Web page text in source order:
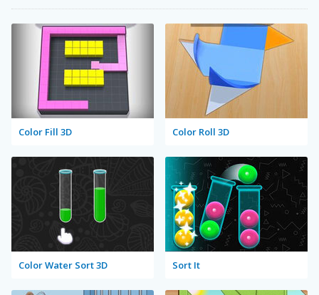
Color Fill 3D Color Roll 3D
Color Water Sort 3D Sort It